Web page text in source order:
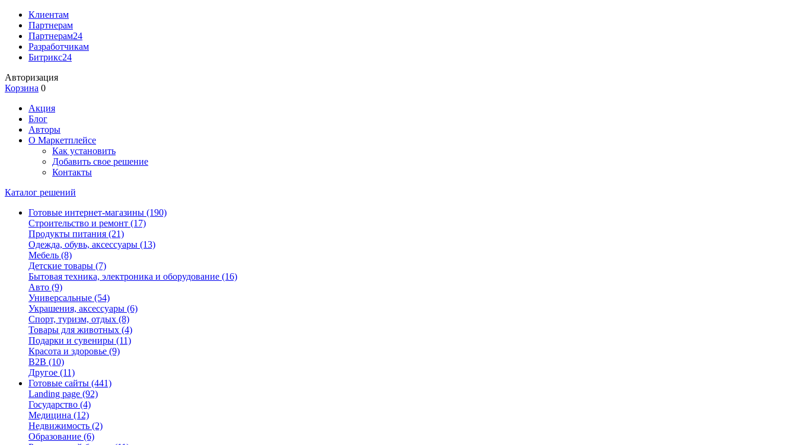
Клиентам
Партнерам
Партнерам24
Разработчикам
Битрикс24
Авторизация
Корзина 0
Акция
Блог
Авторы
О Маркетплейсе
Как установить
Добавить свое решение
Контакты
Каталог решений
Готовые интернет-магазины (190)
Строительство и ремонт (17)
Продукты питания (21)
Одежда, обувь, аксессуары (13)
Мебель (8)
Детские товары (7)
Бытовая техника, электроника и оборудование (16)
Авто (9)
Универсальные (54)
Украшения, аксессуары (6)
Спорт, туризм, отдых (8)
Товары для животных (4)
Подарки и сувениры (11)
Красота и здоровье (9)
B2B (10)
Другое (11)
Готовые сайты (441)
Landing page (92)
Государство (4)
Медицина (12)
Недвижимость (2)
Образование (6)